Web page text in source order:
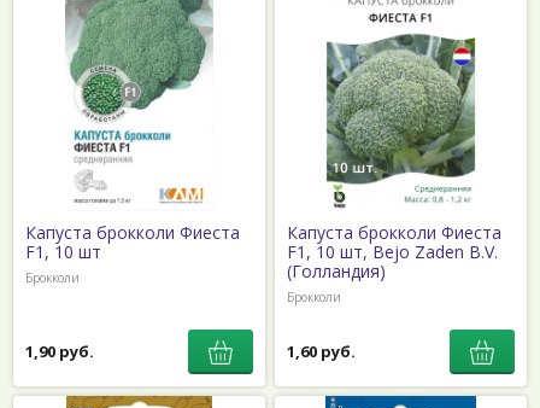
Капуста брокколи Фиеста
F1, 10 шт
Брокколи
1,90 руб.
Капуста брокколи Фиеста
F1, 10 шт, Bejo Zaden B.V.
(Голландия)
Брокколи
1,60 руб.